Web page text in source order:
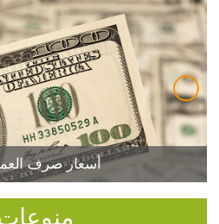
أسعار صرف